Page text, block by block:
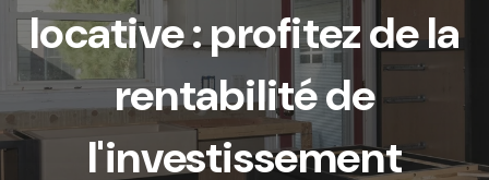
locative : profitez de la
rentabilité de
l'investissement